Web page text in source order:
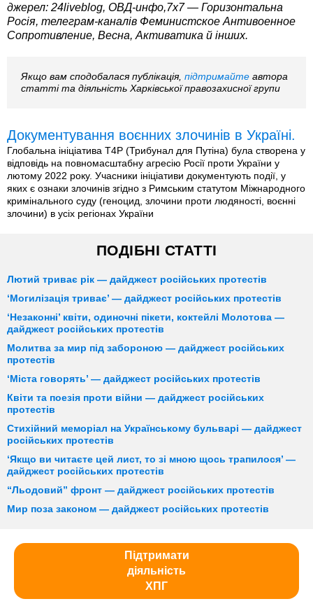
джерел: 24liveblog, ОВД-инфо,7х7 — Горизонтальна
Росія, телеграм-каналів Феминистское Антивоенное
Сопротивление, Весна, Активатика й інших.
Якщо вам сподобалася публікація, підтримайте автора
статті та діяльність Харківської правозахисної групи
Документування воєнних злочинів в Україні.
Глобальна ініціатива T4P (Трибунал для Путіна) була створена у
відповідь на повномасштабну агресію Росії проти України у
лютому 2022 року. Учасники ініціативи документують події, у
яких є ознаки злочинів згідно з Римським статутом Міжнародного
кримінального суду (геноцид, злочини проти людяності, воєнні
злочини) в усіх регіонах України
ПОДІБНІ СТАТТІ
Лютий триває рік — дайджест російських протестів
‘Могилізація триває’ — дайджест російських протестів
‘Незаконні’ квіти, одиночні пікети, коктейлі Молотова —
дайджест російських протестів
Молитва за мир під забороною — дайджест російських
протестів
‘Міста говорять’ — дайджест російських протестів
Квіти та поезія проти війни — дайджест російських
протестів
Стихійний меморіал на Українському бульварі — дайджест
російських протестів
‘Якщо ви читаєте цей лист, то зі мною щось трапилося’ —
дайджест російських протестів
“Льодовий” фронт — дайджест російських протестів
Мир поза законом — дайджест російських протестів
Підтримати
діяльність
ХПГ